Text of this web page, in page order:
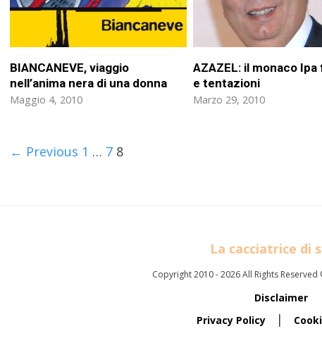
BIANCANEVE, viaggio
nell’anima nera di una donna
Maggio 4, 2010
AZAZEL: il monaco
e tentazioni
Marzo 29, 2010
← Previous 1 … 7 8
La cacciatrice di
Copyright 2010 -2026 All Rights Reserved
Disclaimer
Privacy Policy|